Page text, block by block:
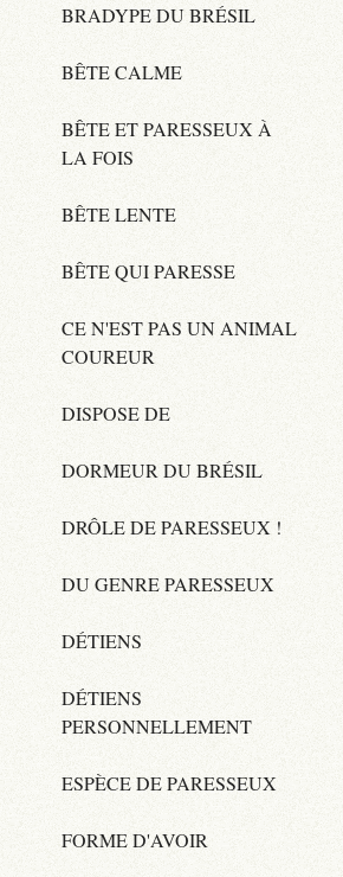
BRADYPE DU BRÉSIL
BÊTE CALME
BÊTE ET PARESSEUX À
LA FOIS
BÊTE LENTE
BÊTE QUI PARESSE
CE N'EST PAS UN ANIMAL
COUREUR
DISPOSE DE
DORMEUR DU BRÉSIL
DRÔLE DE PARESSEUX !
DU GENRE PARESSEUX
DÉTIENS
DÉTIENS
PERSONNELLEMENT
ESPÈCE DE PARESSEUX
FORME D'AVOIR